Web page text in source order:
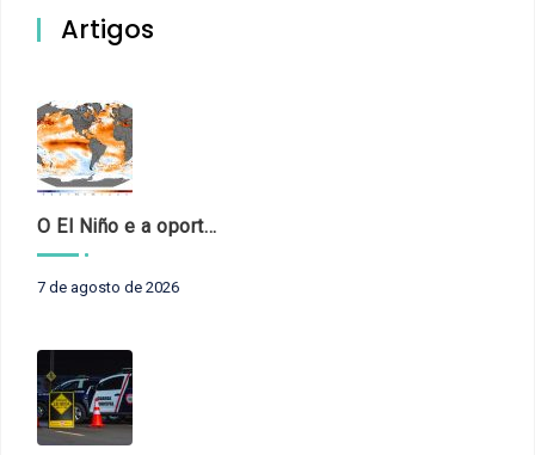
Artigos
O El Niño e a oportunidade de fortalecer o controle externo das políticas climáticas
7 de agosto de 2026